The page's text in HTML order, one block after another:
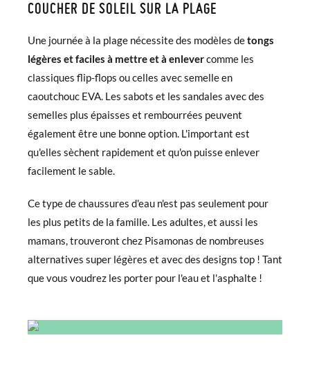
COUCHER DE SOLEIL SUR LA PLAGE
Une journée à la plage nécessite des modèles detongs
légères et faciles à mettre et à enlevercomme les
classiques flip-flops ou celles avec semelle en
caoutchouc EVA. Les sabots et les sandales avec des
semelles plus épaisses et rembourrées peuvent
également être une bonne option. L'important est
qu'elles sèchent rapidement et qu'on puisse enlever
facilement le sable.
Ce type de chaussures d'eau n'est pas seulement pour
les plus petits de la famille. Les adultes, et aussi les
mamans, trouveront chez Pisamonas de nombreuses
alternatives super légères et avec des designs top ! Tant
que vous voudrez les porter pour l'eau et l'asphalte !